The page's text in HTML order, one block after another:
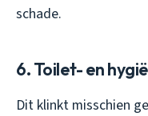
schade.
6. Toilet- en
Dit klinkt misschien